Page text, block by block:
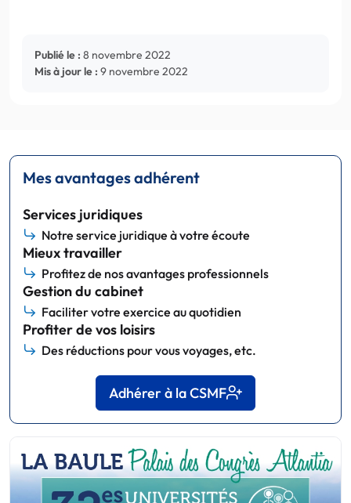
Publié le : 8 novembre 2022
Mis à jour le : 9 novembre 2022
Mes avantages adhérent
Services juridiques
Notre service juridique à votre écoute
Mieux travailler
Profitez de nos avantages professionnels
Gestion du cabinet
Faciliter votre exercice au quotidien
Profiter de vos loisirs
Des réductions pour vous voyages, etc.
Adhérer à la CSMF